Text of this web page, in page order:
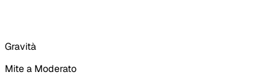
Gravità
Mite a Moderato